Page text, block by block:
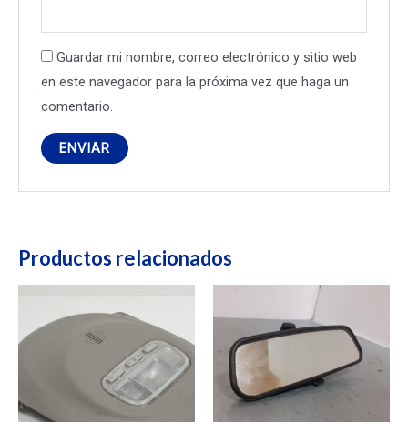
Guardar mi nombre, correo electrónico y sitio web
en este navegador para la próxima vez que haga un
comentario.
Productos relacionados